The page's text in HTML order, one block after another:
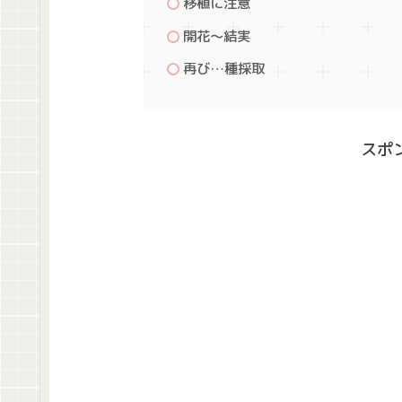
開花～結実
再び…種採取
スポ